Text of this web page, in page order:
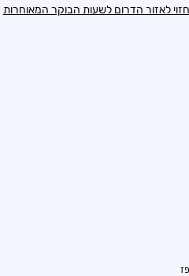
לאזור הדרום לשעות הבוקר המאוחרות
פז